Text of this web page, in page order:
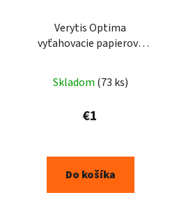
Verytis Optima
vyťahovacie papierové
Skladom (73 ks)
€1
Do košíka